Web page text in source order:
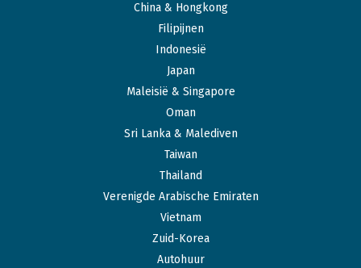
China & Hongkong
Filipijnen
Indonesië
Japan
Maleisië & Singapore
Oman
Sri Lanka & Malediven
Taiwan
Thailand
Verenigde Arabische Emiraten
Vietnam
Zuid-Korea
Autohuur